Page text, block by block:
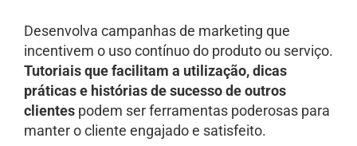
Desenvolva campanhas de marketing que
incentivem o uso contínuo do produto ou serviço.
Tutoriais que facilitam a utilização, dicas
práticas e histórias de sucesso de outros
clientespodem ser ferramentas poderosas para
manter o cliente engajado e satisfeito.